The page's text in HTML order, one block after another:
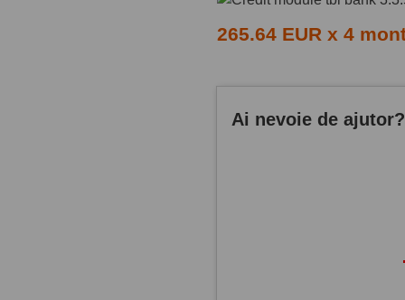
265.64 EUR x 4
Ai nevoie de